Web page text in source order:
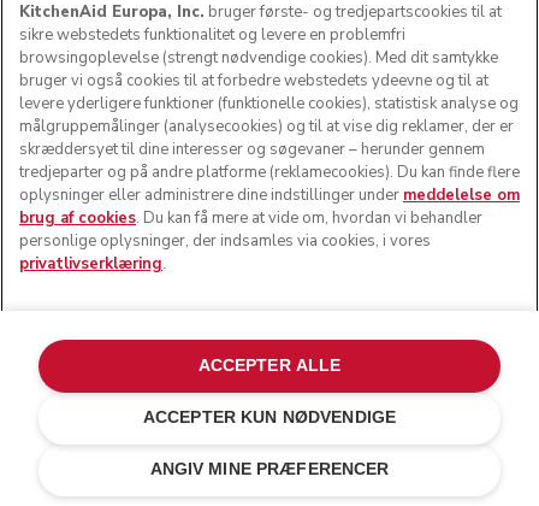
kr 7.699,00
KitchenAid Europa, Inc. bruger første- og tredjepartscookies til at
sikre webstedets funktionalitet og levere en problemfri
browsingoplevelse (strengt nødvendige cookies). Med dit samtykke
bruger vi også cookies til at forbedre webstedets ydeevne og til at
levere yderligere funktioner (funktionelle cookies), statistisk analyse og
målgruppemålinger (analysecookies) og til at vise dig reklamer, der er
skræddersyet til dine interesser og søgevaner – herunder gennem
tredjeparter og på andre platforme (reklamecookies). Du kan finde flere
oplysninger eller administrere dine indstillinger under meddelelse om
brug af cookies. Du kan få mere at vide om, hvordan vi behandler
personlige oplysninger, der indsamles via cookies, i vores
privatlivserklæring.
ANGIV MINE PRÆFERENCER
ACCEPTER KUN NØDVENDIGE
ACCEPTER ALLE